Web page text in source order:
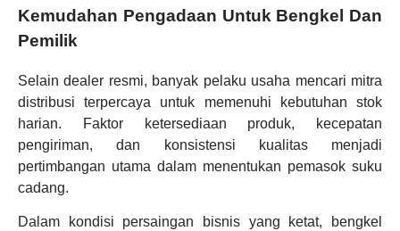
Kemudahan Pengadaan Untuk Bengkel Dan
Pemilik
Selain dealer resmi, banyak pelaku usaha mencari mitra
distribusi terpercaya untuk memenuhi kebutuhan stok
harian. Faktor ketersediaan produk, kecepatan
pengiriman, dan konsistensi kualitas menjadi
pertimbangan utama dalam menentukan pemasok suku
cadang.
Dalam kondisi persaingan bisnis yang ketat, bengkel